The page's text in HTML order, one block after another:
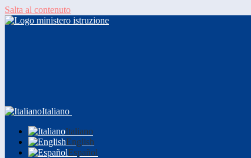
Salta al contenuto
Italiano
Italiano
English
Español